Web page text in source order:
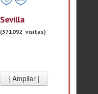
Sevilla
(371092 visitas)